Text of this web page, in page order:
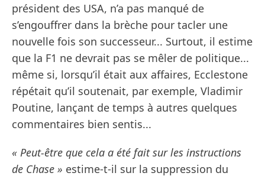
président des USA, n’a pas manqué de
s’engouffrer dans la brèche pour tacler une
nouvelle fois son successeur... Surtout, il estime
que la F1 ne devrait pas se mêler de politique...
même si, lorsqu’il était aux affaires, Ecclestone
répétait qu’il soutenait, par exemple, Vladimir
Poutine, lançant de temps à autres quelques
commentaires bien sentis...
« Peut-être que cela a été fait sur les instructions
de Chase » estime-t-il sur la suppression du